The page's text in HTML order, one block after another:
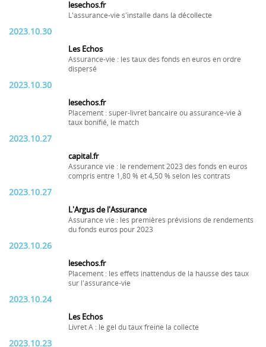
lesechos.fr
L'assurance-vie s'installe dans la décollecte
2023.10.30
Les Echos
Assurance-vie : les taux des fonds en euros en ordre
dispersé
2023.10.30
lesechos.fr
Placement : super-livret bancaire ou assurance-vie à
taux bonifié, le match
2023.10.27
capital.fr
Assurance vie : le rendement 2023 des fonds en euros
compris entre 1,80 % et 4,50 % selon les contrats
2023.10.27
L'Argus de l'Assurance
Assurance vie : les premières prévisions de rendements
du fonds euros pour 2023
2023.10.26
lesechos.fr
Placement : les effets inattendus de la hausse des taux
sur l'assurance-vie
2023.10.24
Les Echos
Livret A : le gel du taux freine la collecte
2023.10.23